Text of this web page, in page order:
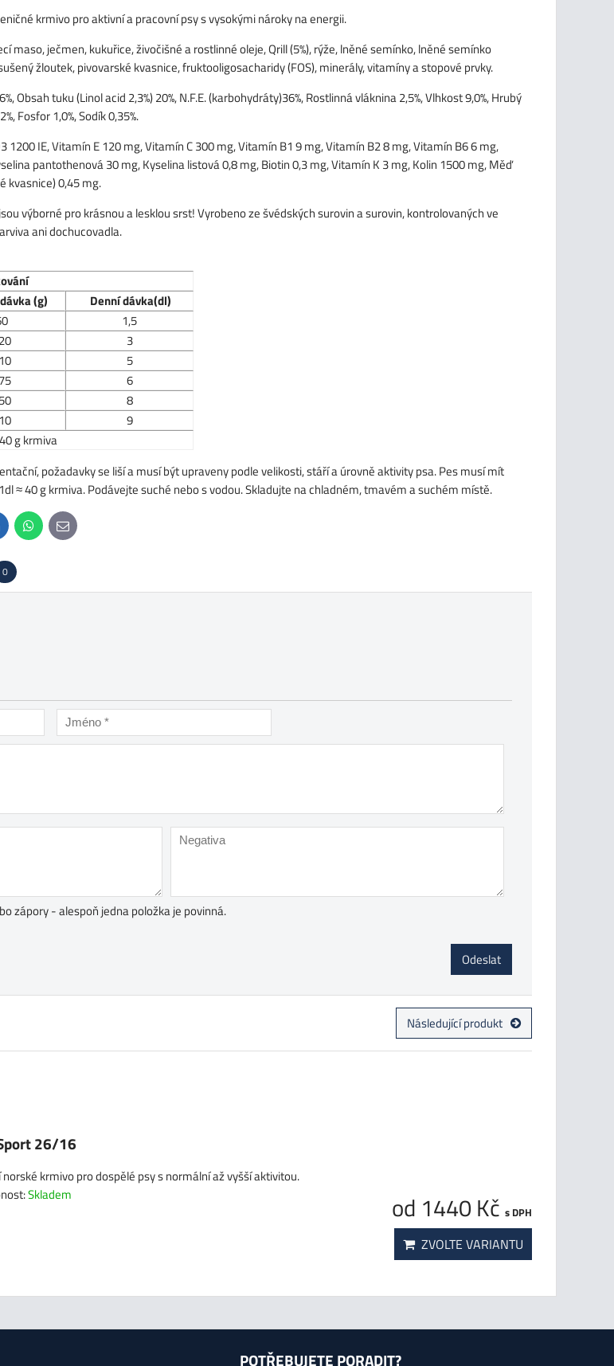
krmivo pro aktivní a pracovní psy s vysokými nároky na energii.
maso, ječmen, kukuřice, živočišné a rostlinné oleje, Qrill (5%), rýže, lněné semínko, lněné semínko
žloutek, pivovarské kvasnice, fruktooligosacharidy (FOS), minerály, vitamíny a stopové prvky.
Obsah tuku (Linol acid 2,3%) 20%, N.F.E. (karbohydráty)36%, Rostlinná vláknina 2,5%, Vlhkost 9,0%, Hrubý
Fosfor 1,0%, Sodík 0,35%.
1200 IE, Vitamín E 120 mg, Vitamín C 300 mg, Vitamín B1 9 mg, Vitamín B2 8 mg, Vitamín B6 6 mg,
pantothenová 30 mg, Kyselina listová 0,8 mg, Biotin 0,3 mg, Vitamín K 3 mg, Kolin 1500 mg, Měď
kvasnice) 0,45 mg.
výborné pro krásnou a lesklou srst! Vyrobeno ze švédských surovin a surovin, kontrolovaných ve
ani dochucovadla.
ání
ávka (g) Dennídávka(dl)
1,5
3
5
6
8
9
g krmiva
požadavky se liší a musí být upraveny podle velikosti, stáří a úrovně aktivity psa. Pes musí mít
≈ 40 g krmiva. Podávejte suché nebo s vodou. Skladujte na chladném, tmavém a suchém místě.
WhatsApp
E-
mail
0
zápory - alespoň jedna položka je povinná.
Odeslat
Následující produkt
26/16
norské krmivo pro dospělé psy s normální až vyšší aktivitou.
Skladem od 1440 Kč s DPH
ZVOLTE VARIANTU
POTŘEBUJETE PORADIT?